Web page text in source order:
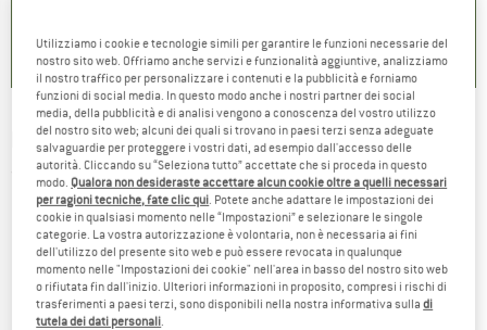
HÄRKILA -Impact - Cappellino
(0)
Utilizziamo i cookie e tecnologie simili per garantire le funzioni necessarie del
nostro sito web. Offriamo anche servizi e funzionalità aggiuntive, analizziamo
il nostro traffico per personalizzare i contenuti e la pubblicità e forniamo
funzioni di social media. In questo modo anche i nostri partner dei social
media, della pubblicità e di analisi vengono a conoscenza del vostro utilizzo
del nostro sito web; alcuni dei quali si trovano in paesi terzi senza adeguate
salvaguardie per proteggere i vostri dati, ad esempio dall'accesso delle
autorità. Cliccando su “Seleziona tutto” accettate che si proceda in questo
modo. Qualora non desideraste accettare alcun cookie oltre a quelli necessari
per ragioni tecniche, fate clic qui. Potete anche adattare le impostazioni dei
cookie in qualsiasi momento nelle “Impostazioni” e selezionare le singole
categorie. La vostra autorizzazione è volontaria, non è necessaria ai fini
dell'utilizzo del presente sito web e può essere revocata in qualunque
momento nelle "Impostazioni dei cookie" nell'area in basso del nostro sito web
o rifiutata fin dall'inizio. Ulteriori informazioni in proposito, compresi i rischi di
trasferimenti a paesi terzi, sono disponibili nella nostra informativa sulladi
tutela dei dati personali.